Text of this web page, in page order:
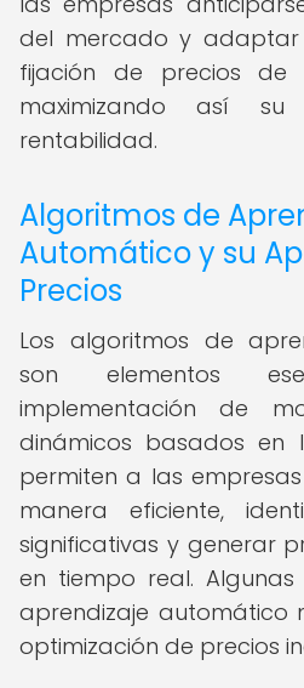
del mercado y adaptar
fijación de precios de
maximizando así su
rentabilidad.
Algoritmos de
Automático y su
Precios
Los algoritmos de
son elementos
implementación de
dinámicos basados en
permiten a las
manera eficiente,
significativas y generar
en tiempo real.
aprendizaje automático
optimización de precios